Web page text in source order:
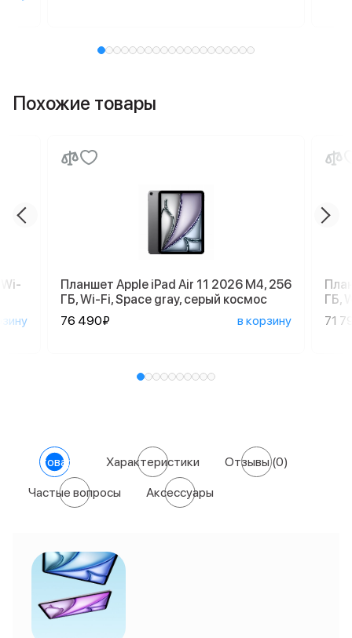
Похожие товары
Планшет Apple iPad Air 11 2026 M4, 256
ГБ, Wi-Fi, Space gray, серый космос
76 490₽
в корзину
ГБ,
71
О товаре Характеристики Отзывы(0)
Частые вопросы Аксессуары